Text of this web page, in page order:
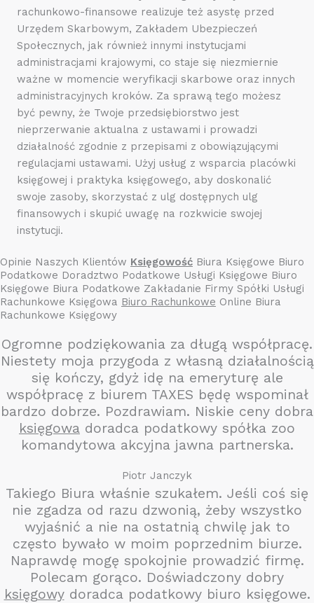
rachunkowo-finansowe realizuje też asystę przed
Urzędem Skarbowym, Zakładem Ubezpieczeń
Społecznych, jak również innymi instytucjami
administracjami krajowymi, co staje się niezmiernie
ważne w momencie weryfikacji skarbowe oraz innych
administracyjnych kroków. Za sprawą tego możesz
być pewny, że Twoje przedsiębiorstwo jest
nieprzerwanie aktualna z ustawami i prowadzi
działalność zgodnie z przepisami z obowiązującymi
regulacjami ustawami. Użyj usług z wsparcia placówki
księgowej i praktyka księgowego, aby doskonalić
swoje zasoby, skorzystać z ulg dostępnych ulg
finansowych i skupić uwagę na rozkwicie swojej
instytucji.
Opinie Naszych Klientów Księgowość Biura Księgowe Biuro
Podatkowe Doradztwo Podatkowe Usługi Księgowe Biuro
Księgowe Biura Podatkowe Zakładanie Firmy Spółki Usługi
Rachunkowe Księgowa Biuro Rachunkowe Online Biura
Rachunkowe Księgowy
Ogromne podziękowania za długą współpracę.
Niestety moja przygoda z własną działalnością
się kończy, gdyż idę na emeryturę ale
współpracę z biurem TAXES będę wspominał
bardzo dobrze. Pozdrawiam. Niskie ceny dobra
księgowa doradca podatkowy spółka zoo
komandytowa akcyjna jawna partnerska.
Piotr Janczyk
Takiego Biura właśnie szukałem. Jeśli coś się
nie zgadza od razu dzwonią, żeby wszystko
wyjaśnić a nie na ostatnią chwilę jak to
często bywało w moim poprzednim biurze.
Naprawdę mogę spokojnie prowadzić firmę.
Polecam gorąco. Doświadczony dobry
księgowydoradca podatkowy biuro księgowe.